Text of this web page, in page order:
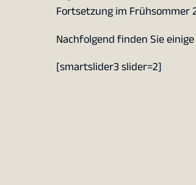
Fortsetzung im Frühsommer
Nachfolgend finden Sie
[smartslider3 slider=2]